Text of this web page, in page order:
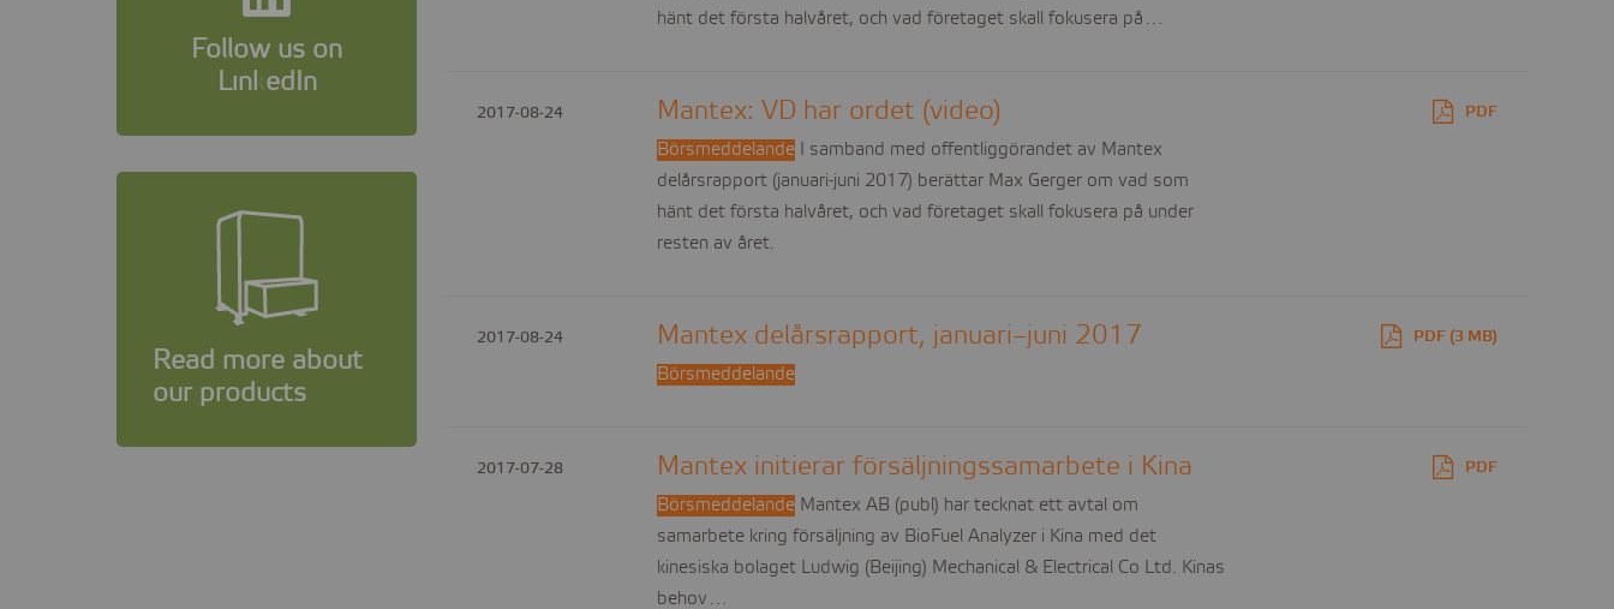
Follow us on
LinkedIn
Read more about
our products
hänt det första halvåret, och vad företaget skall fokusera på…
2017-08-24 Mantex: VD har ordet (video)
BörsmeddelandeI samband med offentliggörandet av Mantex
delårsrapport (januari-juni 2017) berättar Max Gerger om vad som
hänt det första halvåret, och vad företaget skall fokusera på under
resten av året.
PDF
2017-08-24 Mantex delårsrapport, januari–juni 2017
Börsmeddelande
PDF (3 MB)
2017-07-28 Mantex initierar försäljningssamarbete i Kina
BörsmeddelandeMantex AB (publ) har tecknat ett avtal om
samarbete kring försäljning av BioFuel Analyzer i Kina med det
kinesiska bolaget Ludwig (Beijing) Mechanical & Electrical Co Ltd. Kinas
behov…
PDF